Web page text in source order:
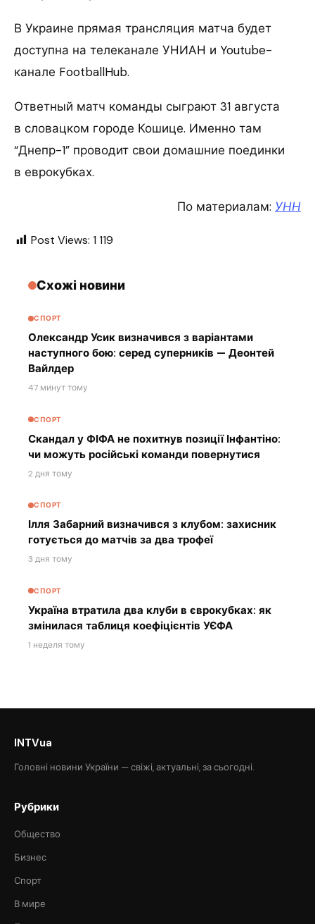
В Украине прямая трансляция матча будет
доступна на телеканале УНИАН и Youtube-
канале FootballHub.
Ответный матч команды сыграют 31 августа
в словацком городе Кошице. Именно там
“Днепр-1” проводит свои домашние поединки
в еврокубках.
По материалам: УНН
Post Views: 1 119
Схожі новини
СПОРТ
Олександр Усик визначився з варіантами
наступного бою: серед суперників — Деонтей
Вайлдер
47 минут тому
СПОРТ
Скандал у ФІФА не похитнув позиції Інфантіно:
чи можуть російські команди повернутися
2 дня тому
СПОРТ
Ілля Забарний визначився з клубом: захисник
готується до матчів за два трофеї
3 дня тому
СПОРТ
Україна втратила два клуби в єврокубках: як
змінилася таблиця коефіцієнтів УЄФА
1 неделя тому
INTVua
Головні новини України — свіжі, актуальні, за сьогодні.
Рубрики
Общество
Бизнес
Спорт
В мире